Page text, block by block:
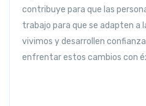
contribuye para que las
trabajo para que se adapten a
vivimos y desarrollen
enfrentar estos cambios con